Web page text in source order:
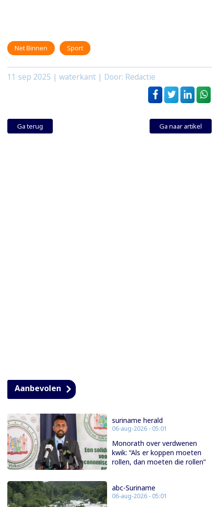
Net Binnen Sport
11 sep 2025 | waterkant | Door: Redactie
Ga terug Ga naar artikel
Aanbevolen
suriname herald
06-aug-2026 - 05:01
Monorath over verdwenen
kwik: “Als er koppen moeten
rollen, dan moeten die rollen”
abc-Suriname
06-aug-2026 - 05:01